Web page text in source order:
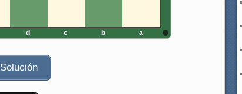
d c b a
Solución